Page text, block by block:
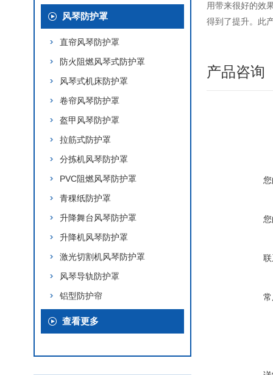
风琴防护罩
直帘风琴防护罩
防火阻燃风琴式防护罩
风琴式机床防护罩
卷帘风琴防护罩
盔甲风琴防护罩
拉筋式防护罩
分拣机风琴防护罩
PVC阻燃风琴防护罩
青稞纸防护罩
升降舞台风琴防护罩
升降机风琴防护罩
激光切割机风琴防护罩
风琴导轨防护罩
铝型防护帘
查看更多
用带来很好的效
得到了提升。此
产品咨询